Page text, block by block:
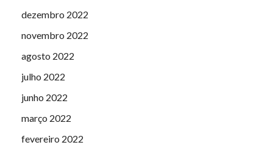
dezembro 2022
novembro 2022
agosto 2022
julho 2022
junho 2022
março 2022
fevereiro 2022